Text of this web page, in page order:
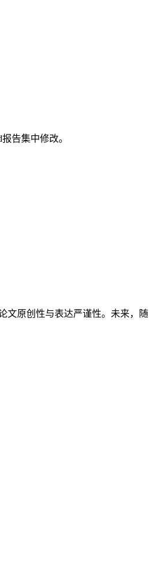
告集中修改。
文原创性与表达严谨性。未来，随